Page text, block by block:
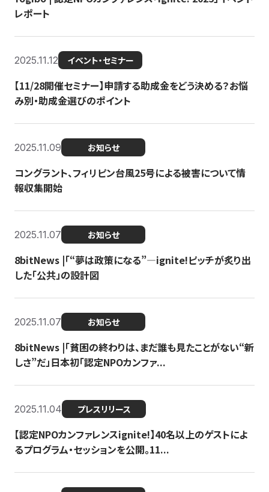
レポート
2025.11.12 イベント・セミナー
【11/28開催セミナー】申請する助成金をどう決める？お悩
み別・助成金選びのポイント
2025.11.09 お知らせ
コングラント、フィリピン台風25号による被害について情
報収集開始
2025.11.07 お知らせ
8bitNews |「“夢は政策になる”—ignite!ピッチが炙り出
した「公共」の設計図
2025.11.07 お知らせ
8bitNews |「貧困の終わりは、まだ誰も見たことがない“新
しさ”だ」日本初「認定NPOカンファ...
2025.11.04 プレスリリース
【認定NPOカンファレンスignite!】40名以上のゲストによ
るプログラム・セッションを公開。11...